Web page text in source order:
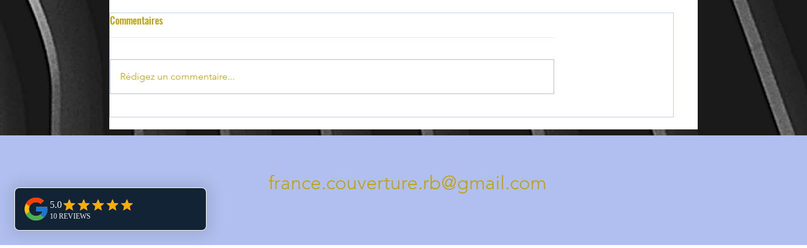
Les services essentiels d'un
couvreur zingueur à Gisors
Nettoyage et réparation de toiture
à Gasny : avant / après avec
Les 5 bonnes raisons de faire
appel à France Couverture RB
Commentaires
Rédigez un commentaire...
france.couverture.rb@gmail.com